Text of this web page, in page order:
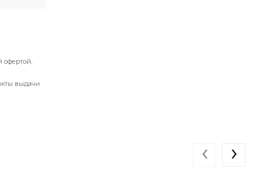
офертой,
выдачи
‹ ›